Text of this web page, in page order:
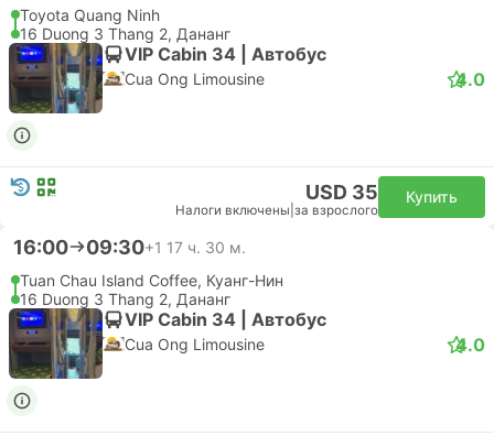
Toyota Quang Ninh
16 Duong 3 Thang 2, Дананг
VIP Cabin 34 | Автобус
Cua Ong Limousine 4.0
USD 35
Налоги включены за взрослого
Купить
16:00 09:30+1 17 ч. 30 м.
Tuan Chau Island Coffee, Куанг-Нин
16 Duong 3 Thang 2, Дананг
VIP Cabin 34 | Автобус
Cua Ong Limousine 4.0